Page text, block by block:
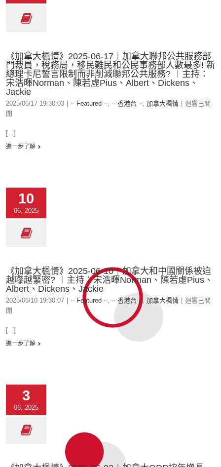
《加拿大楓情》2025-06-17︱加拿大聯邦公共服務部
門裁員，稅務局，移民難民和公民事務部人數最多! 新
總理卡尼誓言限制而非削減聯邦公共服務? ︱主持：
宋浩暉Norman、陳若虛Pius、Albert、Dickens、
Jackie
2025/06/17 19:30:03 -- Featured --, -- 香港台 --, 加拿大楓情
迴響已關
閉
[...]
進一步了解
10
06, 2025
《加拿大楓情》2025-06-10︱加拿大和中國關係被迫
越嚟越緊密? ︱主持：宋浩暉Norman、陳若虛Pius、
Albert、Dickens、Jackie
2025/06/10 19:30:07 -- Featured --, -- 香港台 --, 加拿大楓情
迴響已關
閉
[...]
進一步了解
3
06, 2025